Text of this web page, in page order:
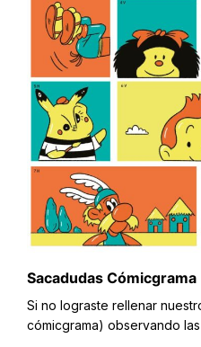
Sacadudas Cómicgrama
Si no lograste rellenar
cómicgrama) observando las